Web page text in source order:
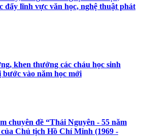
đẩy lĩnh vực văn học, nghệ thuật phát
khen thưởng các cháu học sinh
vào năm học mới
chuyên đề “Thái Nguyên - 55 năm
Chủ tịch Hồ Chí Minh (1969 -